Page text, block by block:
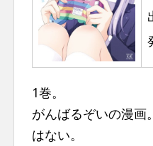
1巻。
がんばるぞいの漫画
はない。